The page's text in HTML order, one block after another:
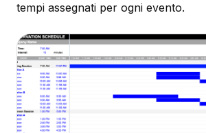
tempi assegnati per ogni evento.